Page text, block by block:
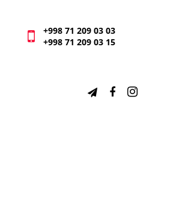
+998 71 209 03 03
+998 71 209 03 15